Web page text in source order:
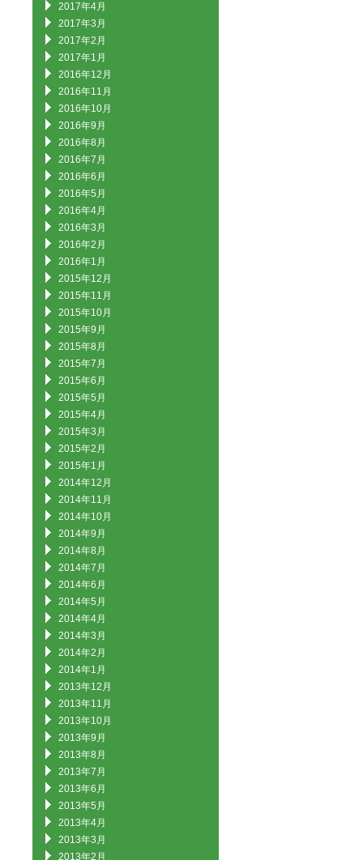
2017年4月
2017年3月
2017年2月
2017年1月
2016年12月
2016年11月
2016年10月
2016年9月
2016年8月
2016年7月
2016年6月
2016年5月
2016年4月
2016年3月
2016年2月
2016年1月
2015年12月
2015年11月
2015年10月
2015年9月
2015年8月
2015年7月
2015年6月
2015年5月
2015年4月
2015年3月
2015年2月
2015年1月
2014年12月
2014年11月
2014年10月
2014年9月
2014年8月
2014年7月
2014年6月
2014年5月
2014年4月
2014年3月
2014年2月
2014年1月
2013年12月
2013年11月
2013年10月
2013年9月
2013年8月
2013年7月
2013年6月
2013年5月
2013年4月
2013年3月
2013年2月